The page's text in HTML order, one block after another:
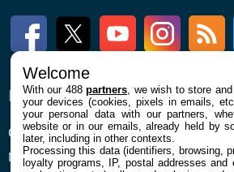
FacebookTwitter Youtube Instagram
ENTREPRISE
Qui sommes nous
Mentions légales et CGU
À
La
Contact
Welcome
With our 488partners , we wish to store
your devices (cookies, pixels in emails,
your personal data with our partners,
website or in our emails, already held by
later, including in other contexts.
Processing this data (identifiers, browsing,
loyalty programs, IP, postal addresses and